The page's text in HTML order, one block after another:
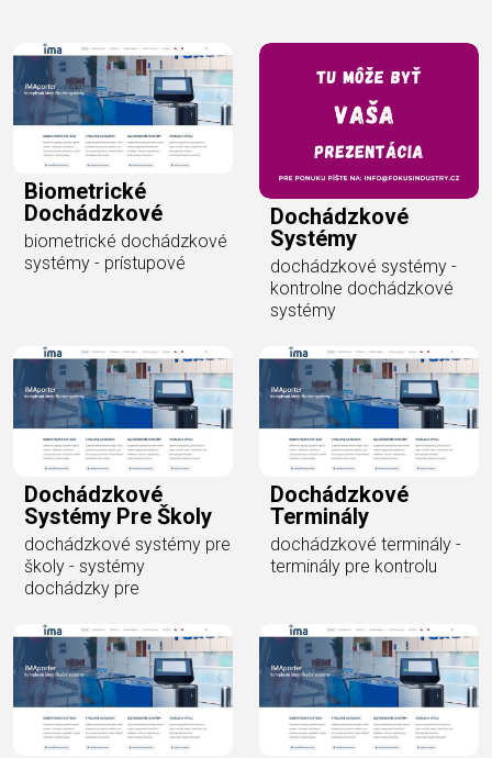
Biometrické
Dochádzkové
biometrické dochádzkové
systémy - prístupové
Dochádzkové
Systémy
dochádzkové systémy -
kontrolne dochádzkové
systémy
Dochádzkové
Systémy Pre Školy
dochádzkové systémy pre
školy - systémy
dochádzky pre
Dochádzkové
Terminály
dochádzkové terminály -
terminály pre kontrolu